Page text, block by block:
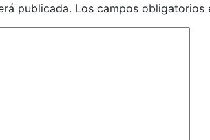
publicada. Los campos obligatorios